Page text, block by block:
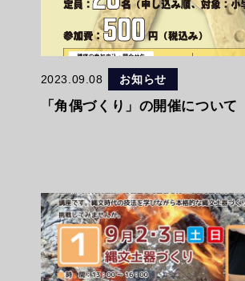
2023.09.08 お知らせ
「角偶づくり」の開催について